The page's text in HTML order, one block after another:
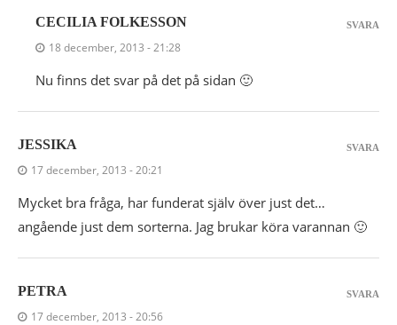
CECILIA FOLKESSON
18 december, 2013 - 21:28
Nu finns det svar på det på sidan 🙂
SVARA
JESSIKA
17 december, 2013 - 20:21
Mycket bra fråga, har funderat själv över just det…
angående just dem sorterna. Jag brukar köra varannan 🙂
SVARA
PETRA
17 december, 2013 - 20:56
SVARA